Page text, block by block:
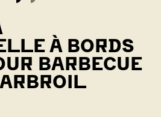
À BORDS
BARBECUE